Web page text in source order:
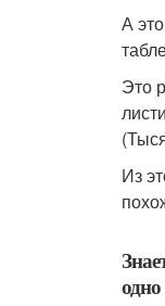
А
Это
Из